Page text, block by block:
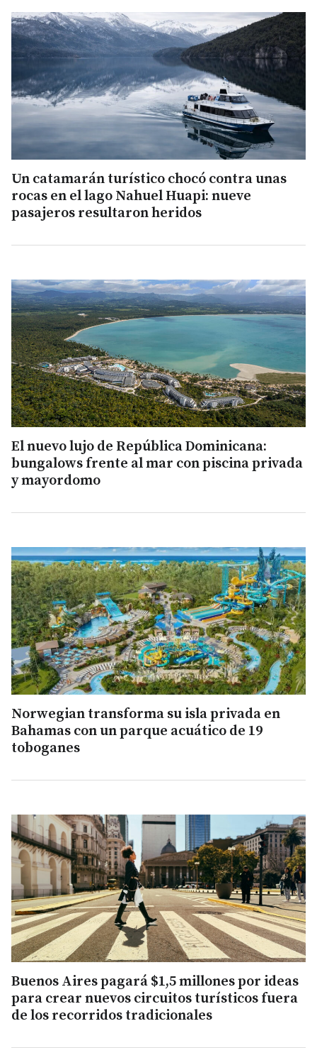
Un catamarán turístico chocó contra unas
rocas en el lago Nahuel Huapi: nueve
pasajeros resultaron heridos
El nuevo lujo de República Dominicana:
bungalows frente al mar con piscina privada
y mayordomo
Norwegian transforma su isla privada en
Bahamas con un parque acuático de 19
toboganes
Buenos Aires pagará $1,5 millones por ideas
para crear nuevos circuitos turísticos fuera
de los recorridos tradicionales